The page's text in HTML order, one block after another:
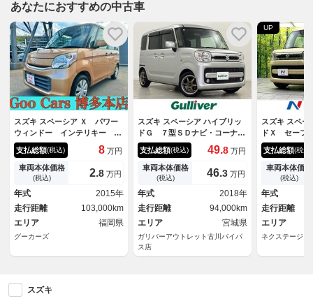
あなたにおすすめの中古車
スズキ スペーシア Ｘ パワー
ウィンドー インテリキー Ｅ
ＳＣ キ－フリ－ 助手席エア
バッグ ＳＤ エアバック 片
側電動両側スライドドア ＡＡ
Ｃ パワーステアリング ＡＢ
Ｓ ナビ・テレビ 格納ミラ
ー １セグ
支払総額(税込) 8 万円
車両本体価格
(税込) 2.8 万円
年式
2015年
走行距離
103,000km
エリア
福岡県
グーカーズ
スズキ スペーシア ハイブリッ
ドＧ ７型ＳＤナビ・コーナー
センサー・バックカメラ・フル
セグＴＶ・ＣＤ／ＤＶＤ再生・
純正フロアマット・スマートキ
ー・アイドリングストップ・フ
ルフラットシート・レーンキー
プアシスト・衝突軽減ブレーキ
支払総額(税込) 49.8 万円
車両本体価格
(税込) 46.3 万円
年式
2018年
走行距離
94,000km
エリア
宮城県
ガリバーアウトレット古川バイパ
ス店
UP
スズキ スペー
ドＸ セーフ
Ｄナビ 両側
ア バックカ
ライブレコ
ター オート
アコン アイ
プ ヘッドラ
ー スマート
支払総額(税込)
車両本体価格
(税込)
年式
走行距離
エリア
ネクステージ
スズキ